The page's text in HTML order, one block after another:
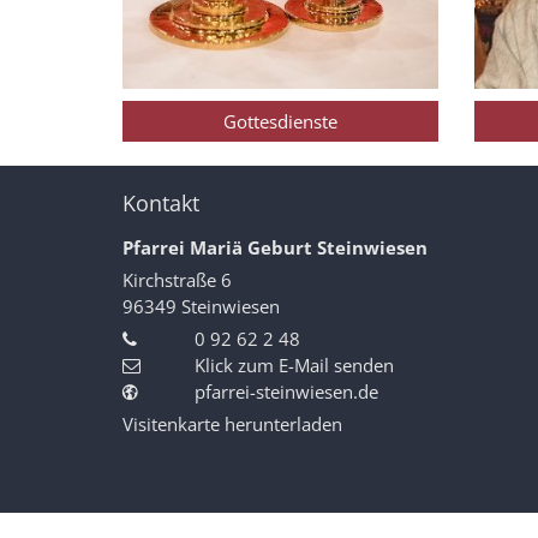
Gottesdienste
Kontakt
Pfarrei Mariä Geburt Steinwiesen
Kirchstraße 6
96349 Steinwiesen
0 92 62 2 48
Klick zum E-Mail senden
pfarrei-steinwiesen.de
Visitenkarte herunterladen